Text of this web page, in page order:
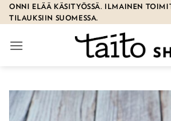
Skip
to
ONNI ELÄÄ KÄSITYÖSSÄ. ILMAINEN
TILAUKSIIN SUOMESSA.